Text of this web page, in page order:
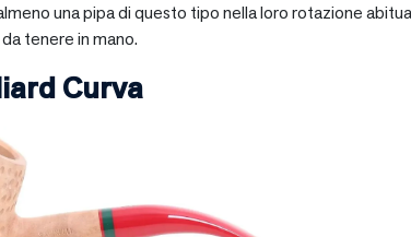
una pipa di questo tipo nella loro rotazione
tenere in mano.
Curva